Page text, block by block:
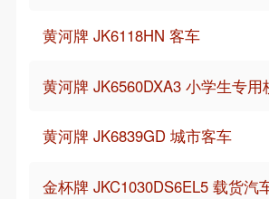
黄河牌 JK6118HN 客车
黄河牌 JK6560DXA3 小学生专用
黄河牌 JK6839GD 城市客车
金杯牌 JKC1030DS6EL5 载货汽